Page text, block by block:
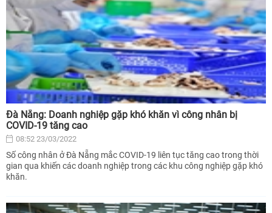
Đà Nẵng: Doanh nghiệp gặp khó khăn vì công nhân bị
COVID-19 tăng cao
08:52 23/03/2022
Số công nhân ở Đà Nẵng mắc COVID-19 liên tục tăng cao trong thời
gian qua khiến các doanh nghiệp trong các khu công nghiệp gặp khó
khăn.